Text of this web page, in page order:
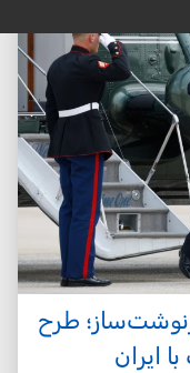
طرح